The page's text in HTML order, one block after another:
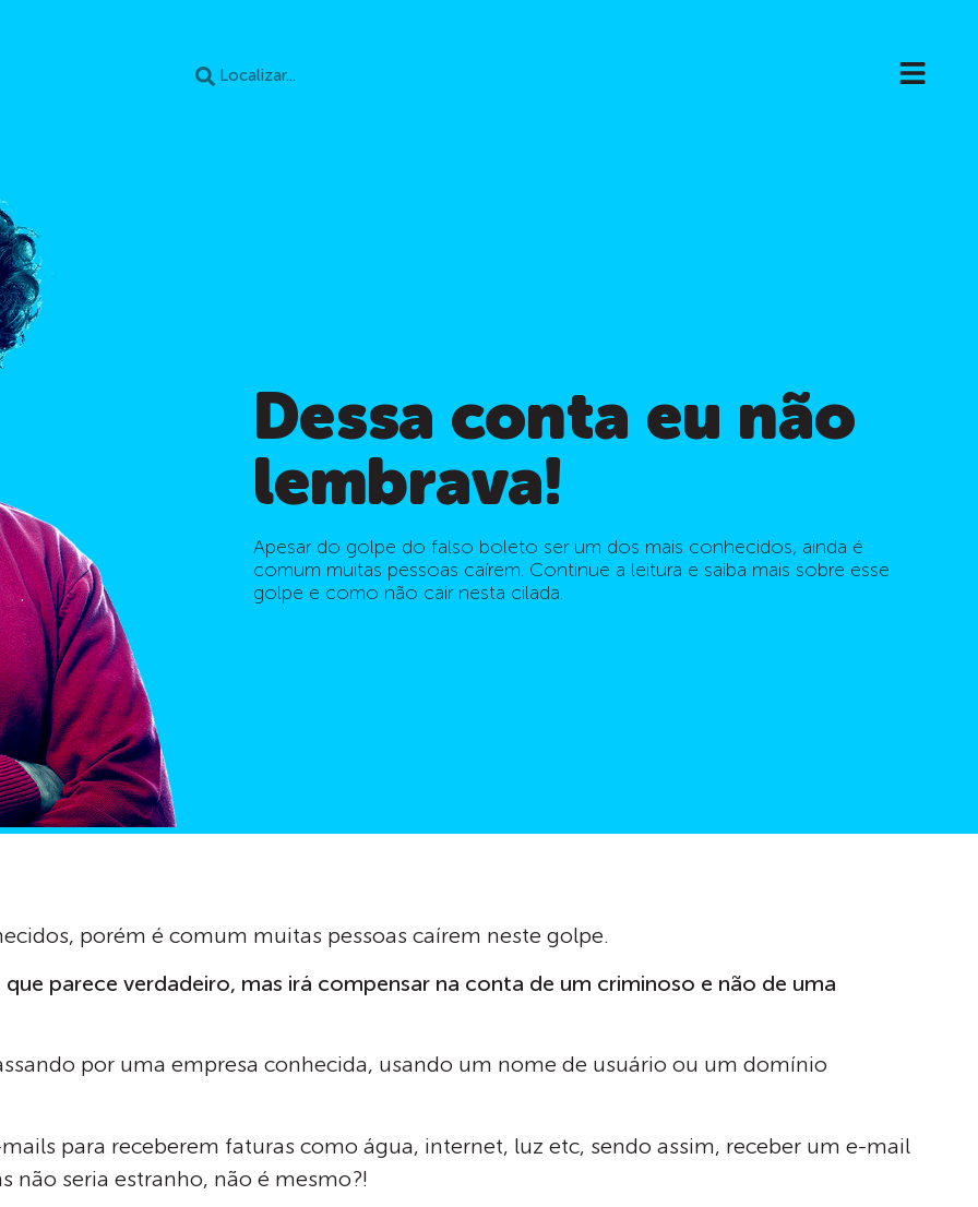
Dessa conta eu não
lembrava!
Apesar do golpe do falso boleto ser um dos mais conhecidos, ainda é
comum muitas pessoas caírem. Continue a leitura e saiba mais sobre esse
golpe e como não cair nesta cilada.
porém é comum muitas pessoas caírem neste golpe.
parece verdadeiro, mas irá compensar na conta de um criminoso e não de uma
por uma empresa conhecida, usando um nome de usuário ou um domínio
para receberem faturas como água, internet, luz etc, sendo assim, receber um e-mail
não seria estranho, não é mesmo?!